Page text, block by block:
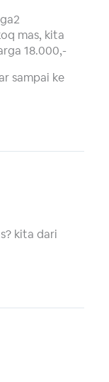
mas, kita
18.000,-
sampai ke
kita dari